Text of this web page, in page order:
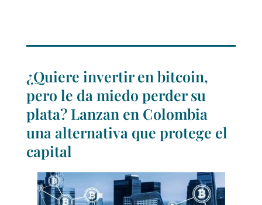
¿Quiere invertir en bitcoin,
pero le da miedo perder su
plata? Lanzan en Colombia
una alternativa que protege el
capital